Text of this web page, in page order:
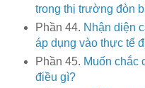
trong thị trường đòn
Phần 44. Nhận diện
áp dụng vào thực tế
Phần 45. Muốn chắc
điều gì?